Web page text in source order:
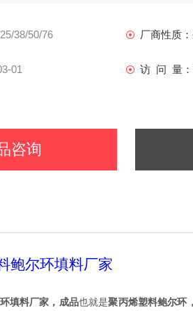
38/50/76 厂商性质：
01 访 问 量：
咨询
鲍尔环填料厂家
填料厂家，成品也就是聚丙烯塑料鲍尔环 ，